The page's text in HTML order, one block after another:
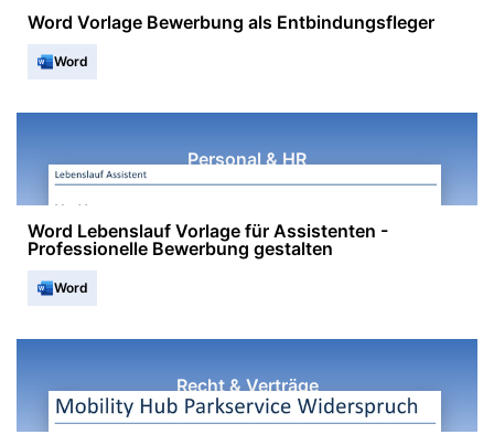
Word Vorlage Bewerbung als Entbindungsfleger
Word
Personal & HR
Word Lebenslauf Vorlage für Assistenten -
Professionelle Bewerbung gestalten
Word
Recht & Verträge